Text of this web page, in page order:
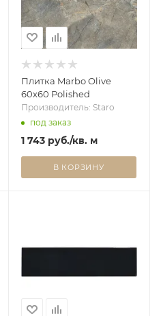
Плитка Marbo Olive
60x60 Polished
Производитель: Staro
под заказ
1 743руб./кв. м
В КОРЗИНУ